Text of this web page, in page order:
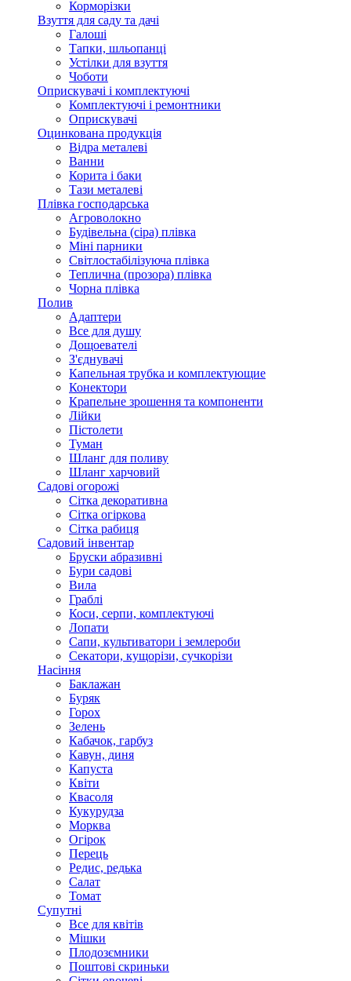
Корморізки
Взуття для саду та дачі
Галоші
Тапки, шльопанці
Устілки для взуття
Чоботи
Оприскувачі і комплектуючі
Комплектуючі і ремонтники
Оприскувачі
Оцинкована продукція
Відра металеві
Ванни
Корита і баки
Тази металеві
Плівка господарська
Агроволокно
Будівельна (сіра) плівка
Міні парники
Світлостабілізуюча плівка
Теплична (прозора) плівка
Чорна плівка
Полив
Адаптери
Все для душу
Дощоевателі
З'єднувачі
Капельная трубка и комплектующие
Конектори
Крапельне зрошення та компоненти
Лійки
Пістолети
Туман
Шланг для поливу
Шланг харчовий
Садові огорожі
Сітка декоративна
Сітка огіркова
Сітка рабиця
Садовий інвентар
Бруски абразивні
Бури садові
Вила
Граблі
Коси, серпи, комплектуючі
Лопати
Сапи, культиватори і землероби
Секатори, кущорізи, сучкорізи
Насіння
Баклажан
Буряк
Горох
Зелень
Кабачок, гарбуз
Кавун, диня
Капуста
Квіти
Квасоля
Кукурудза
Морква
Огірок
Перець
Редис, редька
Салат
Томат
Супутні
Все для квітів
Мішки
Плодозємники
Поштові скриньки